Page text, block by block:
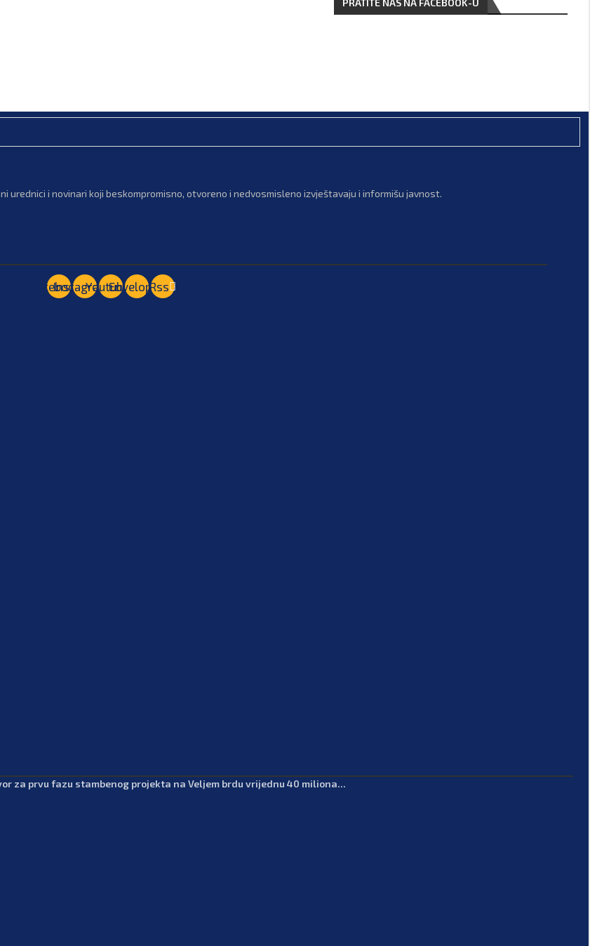
PRATITE NAS NA FACEBOOK-U
i novinari koji beskompromisno, otvoreno i nedvosmisleno izvještavaju i informišu javnost.
Facebook
Instagram
YoutubeEnvelopeRss
za prvu fazu stambenog projekta na Veljem brdu vrijednu 40 miliona...